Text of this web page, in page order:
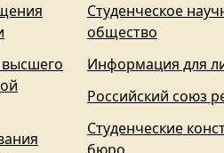
Студенческое
общество
Информация для
Российский союз
Студенческие